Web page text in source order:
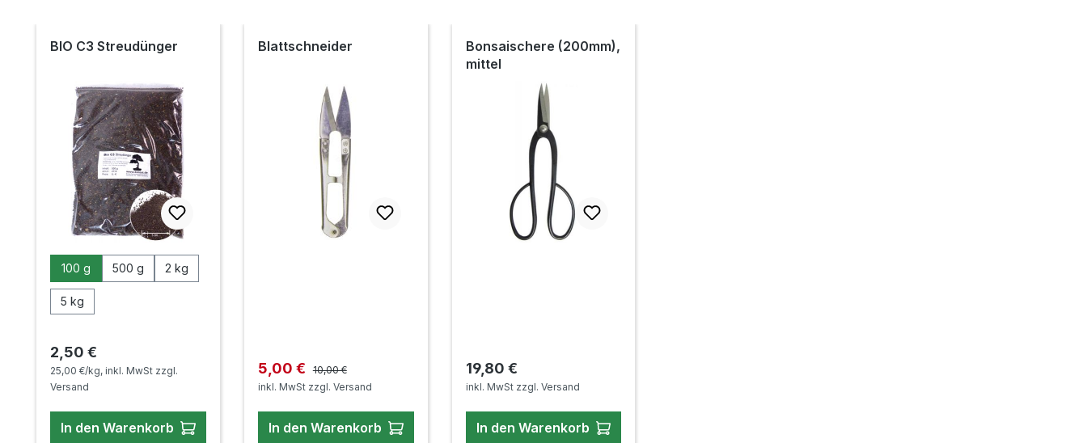
BIO C3 Streudünger
Packungsgröße auswählen
100 g 500 g 2 kg
5 kg
Regulärer Preis:
2,50 €
25,00 €/kg, inkl. MwSt zzgl.
Versand
In den Warenkorb
Blattschneider
Verkaufspreis:
5,00 € Regulärer Preis:
10,00 €
inkl. MwSt zzgl. Versand
In den Warenkorb
Bonsaischere (200mm),
mittel
Regulärer Preis:
19,80 €
inkl. MwSt zzgl. Versand
In den Warenkorb